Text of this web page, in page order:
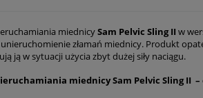
miednicySam Pelvic Sling II w
złamań miednicy. Produkt
ją w sytuacji użycia zbyt dużej siły naciągu.
miednicy Sam Pelvic Sling II